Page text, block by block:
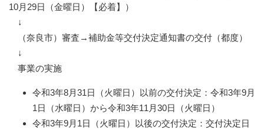
10月29日（金曜日）【必着】）
↓
（奈良市）審査→補助金等交付決定通知書の交付（都度）
↓
事業の実施
令和3年8月31日（火曜日）以前の交付決定：令和3年9月
1日（水曜日）から令和3年11月30日（火曜日）
令和3年9月1日（火曜日）以後の交付決定：交付決定日